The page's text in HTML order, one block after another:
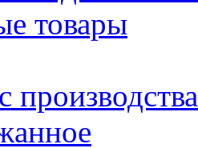
товары
производства